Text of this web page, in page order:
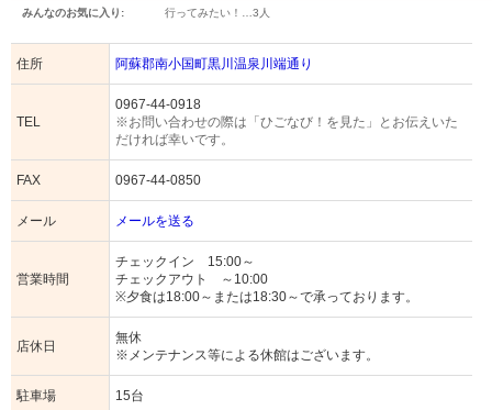
みんなのお気に入り: 行ってみたい！… 3人
住所 阿蘇郡南小国町黒川温泉川端通り
TEL
0967-44-0918
※お問い合わせの際は「ひごなび！を見た」とお伝えいた
だければ幸いです。
FAX 0967-44-0850
メール メールを送る
営業時間
チェックイン 15:00～
チェックアウト ～10:00
※夕食は18:00～または18:30～で承っております。
店休日
無休
※メンテナンス等による休館はございます。
駐車場 15台